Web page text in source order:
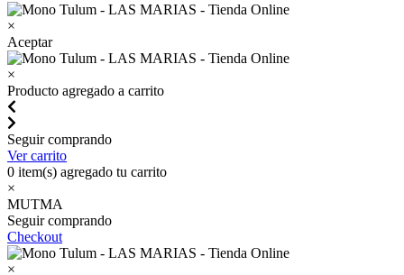
×
Aceptar
×
Producto agregado a carrito
Seguir comprando
Ver carrito
0 item(s) agregado tu carrito
×
MUTMA
Seguir comprando
Checkout
×